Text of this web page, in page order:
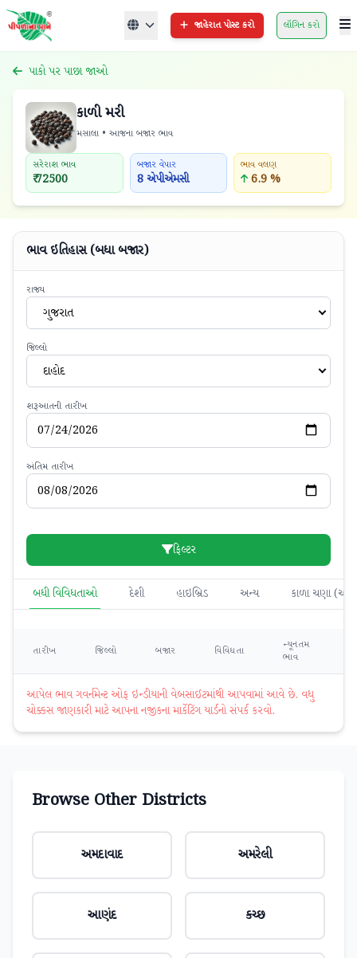
જાહેરાત પોસ્ટ કરો લૉગિન કરો
પાકો પર પાછા જાઓ
કાળી મરી
મસાલા • આજના બજાર ભાવ
સરેરાશ ભાવ
₹ 72500
બજાર વેપાર
8 એપીએમસી
ભાવ વલણ
6.9 %
ભાવ ઇતિહાસ (બધા બજાર)
રાજ્ય
ગુજરાત
જિલ્લો
દાહોદ
શરૂઆતની તારીખ
અંતિમ તારીખ
ફિલ્ટર
બધી વિવિધતાઓ દેશી હાઇબ્રિડ અન્ય કાળા ચણા
તારીખ જિલ્લો બજાર વિવિધતા
ન્યૂનતમ
ભાવ
આપેલ ભાવ ગવર્નમેન્ટ ઓફ ઇન્ડીયાની વેબસાઈટમાંથી આપવામાં આવે છે. વધુ
ચોક્કસ જાણકારી માટે આપના નજીકના માર્કેટિંગ યાર્ડનો સંપર્ક કરવો.
Browse Other Districts
અમદાવાદ અમરેલી
આણંદ કચ્છ